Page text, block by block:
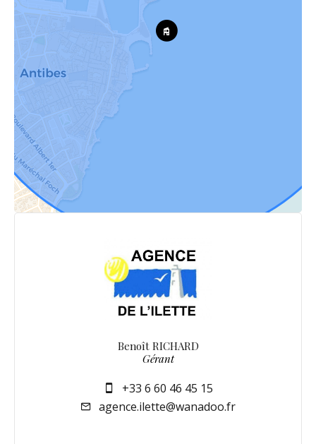
Benoît RICHARD
Gérant
+33 6 60 46 45 15
agence.ilette@wanadoo.fr